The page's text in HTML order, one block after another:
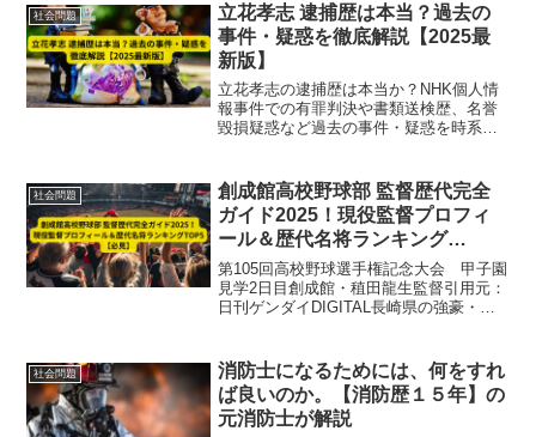
社会問題
立花孝志 逮捕歴は本当？過去の
事件・疑惑を徹底解説【2025最
新版】
立花孝志の逮捕歴は本当か？NHK個人情
報事件での有罪判決や書類送検歴、名誉
毀損疑惑など過去の事件・疑惑を時系列
社会問題
創成館高校野球部 監督歴代完全
ガイド2025！現役監督プロフィ
ール＆歴代名将ランキング
TOP5【必見】
第105回高校野球選手権記念大会 甲子園
見学2日目創成館・稙田龍生監督引用元：
日刊ゲンダイDIGITAL長崎県の強豪・創
ています。2025年現在、指揮を執るのは
稙田龍生...
社会問題
消防士になるためには、何をすれ
ば良いのか。【消防歴１５年】の
元消防士が解説